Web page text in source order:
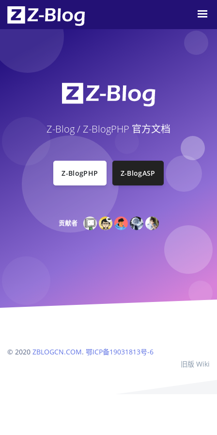
Z-Blog / Z-BlogPHP 官方文档
Z-BlogPHP Z-BlogASP
贡献者
© 2020 ZBLOGCN.COM. 鄂ICP备19031813号-6
旧版 Wiki